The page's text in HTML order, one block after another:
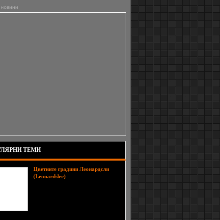
новини
ТЕМИ
Цветните градини Леонардсли
(Leonardslee)Леонардсли е една от